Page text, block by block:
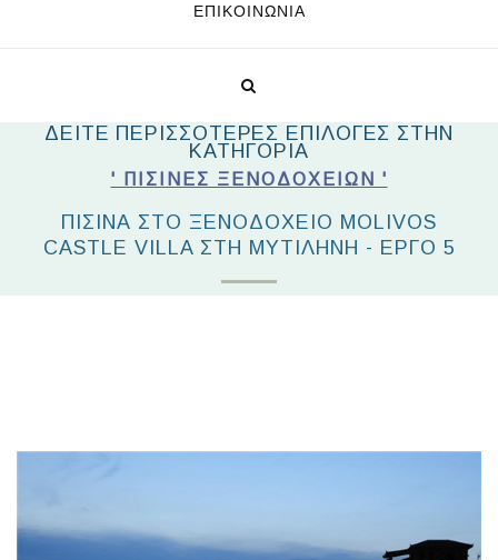
ΕΠΙΚΟΙΝΩΝΊΑ
ΔΕΙΤΕ ΠΕΡΙΣΣΟΤΕΡΕΣ ΕΠΙΛΟΓΕΣ ΣΤΗΝ
ΚΑΤΗΓΟΡΙΑ
' ΠΙΣΊΝΕΣ ΞΕΝΟΔΟΧΕΊΩΝ '
ΠΙΣΙΝΑ ΣΤΟ ΞΕΝΟΔΟΧΕΙΟ MOLIVOS
CASTLE VILLA ΣΤΗ ΜΥΤΙΛΗΝΗ - ΕΡΓΟ 5